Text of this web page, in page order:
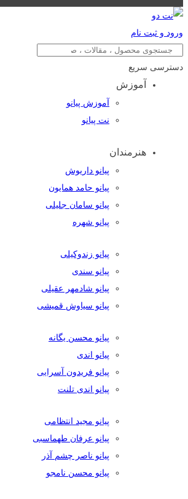
ورود و ثبت نام
دسترسی سریع
آموزش
آموزش پیانو
نت پیانو
هنرمندان
پیانو داریوش
پیانو حامد همایون
پیانو سامان جلیلی
پیانو شهره
پیانو زندوکیلی
پیانو سندی
پیانو شادمهر عقیلی
پیانو سیاوش قمیشی
پیانو محسن یگانه
پیانو اندی
پیانو فریدون آسرایی
پیانو اندی تلنت
پیانو مجید انتظامی
پیانو عرفان طهماسبی
پیانو ناصر چشم آذر
پیانو محسن نامجو